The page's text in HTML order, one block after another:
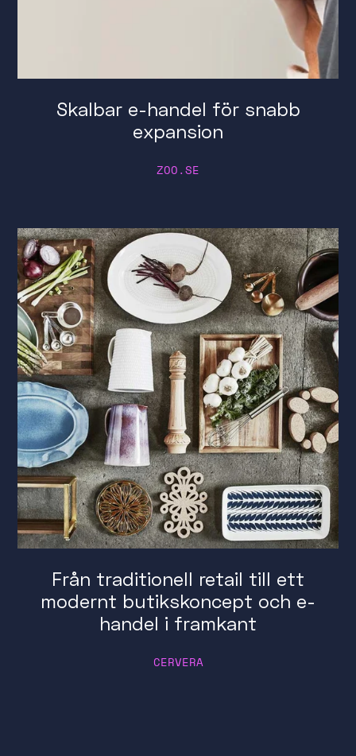
Skalbar e-handel för snabb
expansion
ZOO.SE
Från traditionell retail till ett
modernt butikskoncept och e-
handel i framkant
CERVERA